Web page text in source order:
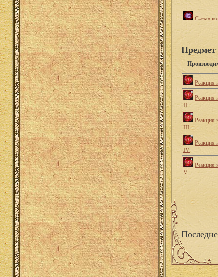
Схема
Предмет
Реакция
Реакция
II
Реакция
III
Реакция
IV
Реакция
V